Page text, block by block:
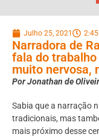
Julho 25, 2021
Narradora de
fala do trabalho
muito nervosa,
Por Jonathan de
Sabia que a narração
tradicionais, mas
mais próximo desse